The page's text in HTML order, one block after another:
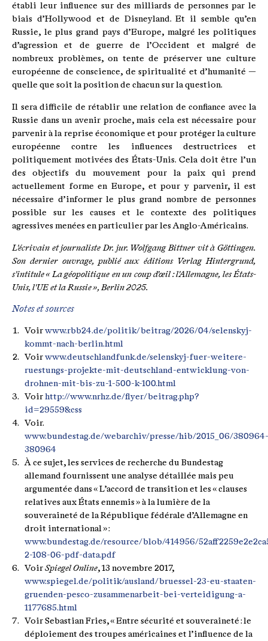
établi leur influence sur des milliards de personnes par le
biais d’Hollywood et de Disneyland. Et il semble qu’en
Russie, le plus grand pays d’Europe, malgré les politiques
d’agression et de guerre de l’Occident et malgré de
nombreux problèmes, on tente de préserver une culture
européenne de conscience, de spiritualité et d’humanité —
quelle que soit la position de chacun sur la question.
Il sera difficile de rétablir une relation de confiance avec la
Russie dans un avenir proche, mais cela est nécessaire pour
parvenir à la reprise économique et pour protéger la culture
européenne contre les influences destructrices et
politiquement motivées des États-Unis. Cela doit être l’un
des objectifs du mouvement pour la paix qui prend
actuellement forme en Europe, et pour y parvenir, il est
nécessaire d’informer le plus grand nombre de personnes
possible sur les causes et le contexte des politiques
agressives menées en particulier par les Anglo-Américains.
L'écrivain et journaliste Dr. jur. Wolfgang Bittner vit à Göttingen.
Son dernier ouvrage, publié aux éditions Verlag Hintergrund,
s'intitule « La géopolitique en un coup d'œil : l'Allemagne, les États-
Unis, l'UE et la Russie », Berlin 2025.
Notes et sources
Voir www.rbb24.de/politik/beitrag/2026/04/selenskyj-
kommt-nach-berlin.html
Voir www.deutschlandfunk.de/selenskyj-fuer-weitere-
ruestungs-projekte-mit-deutschland-entwicklung-von-
drohnen-mit-bis-zu-1-500-k-100.html
Voir http://www.nrhz.de/flyer/beitrag.php?
id=29559&css
Voir.
www.bundestag.de/webarchiv/presse/hib/2015_06/380964-
380964
À ce sujet, les services de recherche du Bundestag
allemand fournissent une analyse détaillée mais peu
argumentée dans « L’accord de transition et les « clauses
relatives aux États ennemis » à la lumière de la
souveraineté de la République fédérale d’Allemagne en
droit international » :
www.bundestag.de/resource/blob/414956/
2-108-06-pdf-data.pdf
Voir Spiegel Online, 13 novembre 2017,
www.spiegel.de/politik/ausland/bruessel-23-eu-staaten-
gruenden-pesco-zusammenarbeit-bei-verteidigung-a-
1177685.html
Voir Sebastian Fries, « Entre sécurité et souveraineté : le
déploiement des troupes américaines et l’influence de la